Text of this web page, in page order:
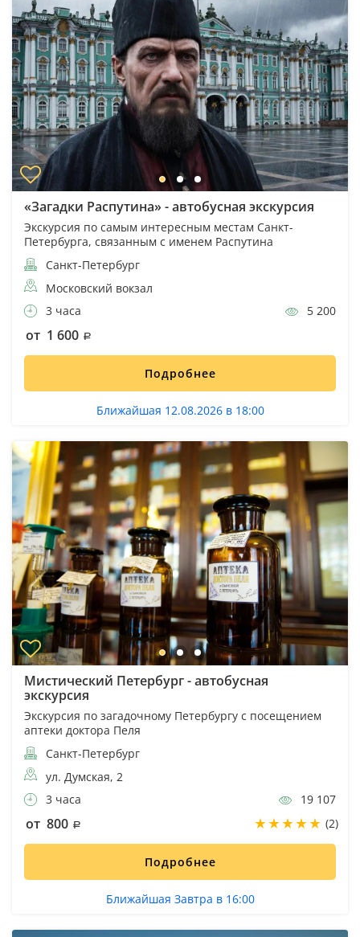
«Загадки Распутина» - автобусная экскурсия
Экскурсия по самым интересным местам Санкт-
Петербурга, связанным с именем Распутина
Санкт-Петербург
Московский вокзал
3 часа
5 200
от 1 600
Подробнее
Ближайшая 12.08.2026 в 18:00
Мистический Петербург - автобусная
экскурсия
Экскурсия по загадочному Петербургу с посещением
аптеки доктора Пеля
Санкт-Петербург
ул. Думская, 2
3 часа
19 107
от 800 (2)
Подробнее
Ближайшая Завтра в 16:00